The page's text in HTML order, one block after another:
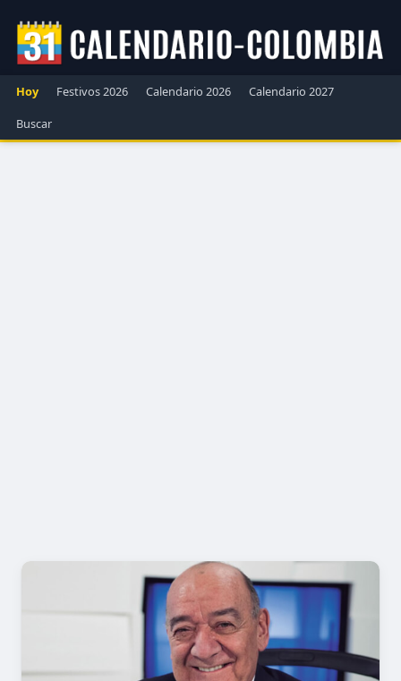
Hoy Festivos 2026 Calendario 2026
Calendario 2027
Buscar